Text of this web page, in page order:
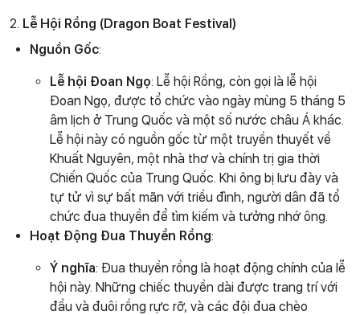
2. Lễ Hội Rồng (Dragon Boat Festival)
Nguồn Gốc:
Lễ hội Đoan Ngọ: Lễ hội Rồng, còn gọi là lễ hội
Đoan Ngọ, được tổ chức vào ngày mùng 5 tháng 5
âm lịch ở Trung Quốc và một số nước châu Á khác.
Lễ hội này có nguồn gốc từ một truyền thuyết về
Khuất Nguyên, một nhà thơ và chính trị gia thời
Chiến Quốc của Trung Quốc. Khi ông bị lưu đày và
tự tử vì sự bất mãn với triều đình, người dân đã tổ
chức đua thuyền để tìm kiếm và tưởng nhớ ông.
Hoạt Động Đua Thuyền Rồng:
Ý nghĩa: Đua thuyền rồng là hoạt động chính của lễ
hội này. Những chiếc thuyền dài được trang trí với
đầu và đuôi rồng rực rỡ, và các đội đua chèo